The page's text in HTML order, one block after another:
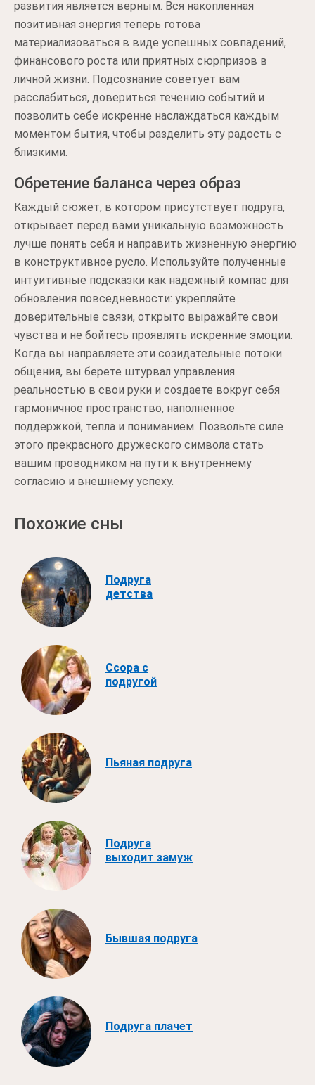
развития является верным. Вся накопленная
позитивная энергия теперь готова
материализоваться в виде успешных совпадений,
финансового роста или приятных сюрпризов в
личной жизни. Подсознание советует вам
расслабиться, довериться течению событий и
позволить себе искренне наслаждаться каждым
моментом бытия, чтобы разделить эту радость с
близкими.
Обретение баланса через образ
Каждый сюжет, в котором присутствует подруга,
открывает перед вами уникальную возможность
лучше понять себя и направить жизненную энергию
в конструктивное русло. Используйте полученные
интуитивные подсказки как надежный компас для
обновления повседневности: укрепляйте
доверительные связи, открыто выражайте свои
чувства и не бойтесь проявлять искренние эмоции.
Когда вы направляете эти созидательные потоки
общения, вы берете штурвал управления
реальностью в свои руки и создаете вокруг себя
гармоничное пространство, наполненное
поддержкой, тепла и пониманием. Позвольте силе
этого прекрасного дружеского символа стать
вашим проводником на пути к внутреннему
согласию и внешнему успеху.
Похожие сны
Подруга
детства
Ссора с
подругой
Пьяная подруга
Подруга
выходит замуж
Бывшая подруга
Подруга плачет